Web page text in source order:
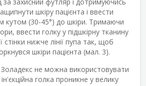
шкіру пацієнта і ввести
кутом (30-45°) до шкіри. Тримаючи
ввести голку у підшкірну тканину
стінки нижче лінії пупа так, щоб
шкіри пацієнта (мал. 3).
не можна використовувати
голка проникне у велику